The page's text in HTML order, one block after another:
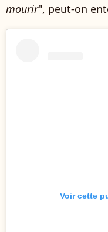
mourir", peut-on
Voir cette